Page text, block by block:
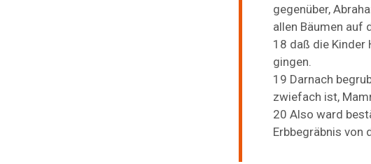
gegenüber,
allen Bäumen auf
18 daß die Kinder
gingen.
19 Darnach
zwiefach ist,
20 Also ward
Erbbegräbnis von